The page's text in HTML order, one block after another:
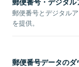
郵便番号とデジタル
を提供。
郵便番号データのダ